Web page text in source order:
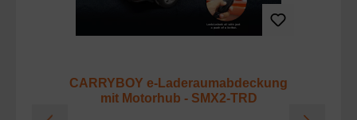
CARRYBOY e-Laderaumabdeckung
mit Motorhub - SMX2-TRD